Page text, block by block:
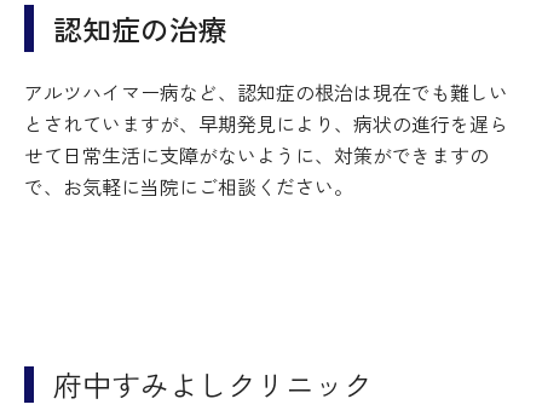
認知症の治療
アルツハイマー病など、認知症の根治は現在でも難しい
とされていますが、早期発見により、病状の進行を遅ら
せて日常生活に支障がないように、対策ができますの
で、お気軽に当院にご相談ください。
府中すみよしクリニック